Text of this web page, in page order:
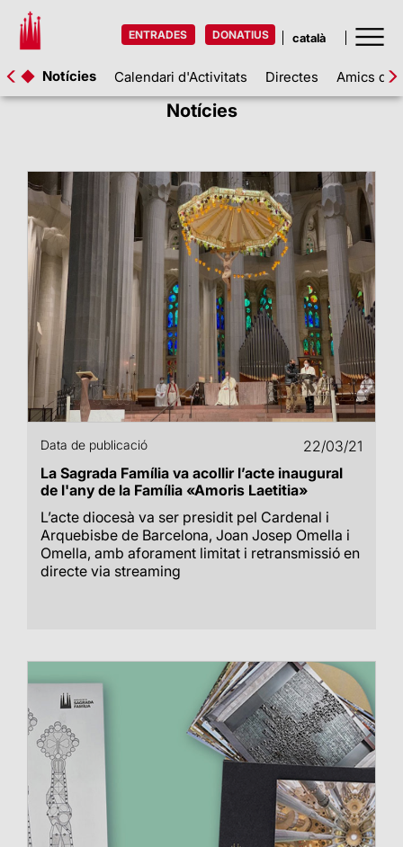
ENTRADES DONATIUS
Notícies Calendari d'Activitats Directes Amics de
Notícies
Data de publicació
22/03/21
La Sagrada Família va acollir l’acte inaugural
de l'any de la Família «Amoris Laetitia»
L’acte diocesà va ser presidit pel Cardenal i
Arquebisbe de Barcelona, Joan Josep Omella i
Omella, amb aforament limitat i retransmissió en
directe via streaming